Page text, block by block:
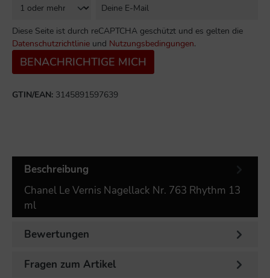
Diese Seite ist durch reCAPTCHA geschützt und es gelten die
Datenschutzrichtlinie und Nutzungsbedingungen.
BENACHRICHTIGE MICH
GTIN/EAN: 3145891597639
Beschreibung
Chanel Le Vernis Nagellack Nr. 763 Rhythm 13
ml
Bewertungen
Fragen zum Artikel